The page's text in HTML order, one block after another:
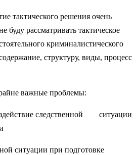
решения очень
буду рассматривать тактическое
криминалистического
структуру, виды, процесс
важные проблемы:
следственной ситуации
ситуации при подготовке